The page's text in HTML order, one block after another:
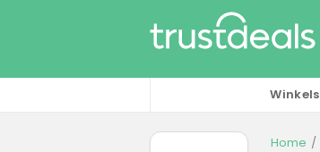
Winkels
Home